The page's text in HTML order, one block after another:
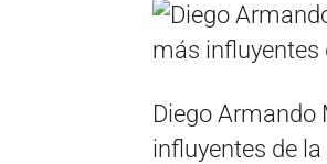
Diego Armando
influyentes de